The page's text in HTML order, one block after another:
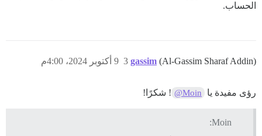
الحساب.
gassim (Al-Gassim Sharaf Addin) 9 أكتوبر 2024، 4:00م 3
رؤى مفيدة يا @Moin ! شكرًا!
Moin: